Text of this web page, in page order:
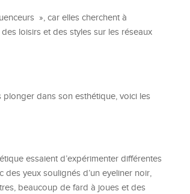
», car elles cherchent à
loisirs et des styles sur les réseaux
dans son esthétique, voici les
essaient d’expérimenter différentes
des yeux soulignés d’un eyeliner noir,
beaucoup de fard à joues et des